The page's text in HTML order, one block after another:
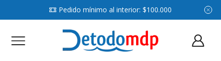
Pedido mínimo al interior: $100.000